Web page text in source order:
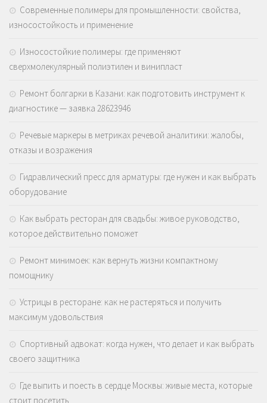
Современные полимеры для промышленности: свойства,
износостойкость и применение
Износостойкие полимеры: где применяют
сверхмолекулярный полиэтилен и винипласт
Ремонт болгарки в Казани: как подготовить инструмент к
диагностике — заявка 28623946
Речевые маркеры в метриках речевой аналитики: жалобы,
отказы и возражения
Гидравлический пресс для арматуры: где нужен и как выбрать
оборудование
Как выбрать ресторан для свадьбы: живое руководство,
которое действительно поможет
Ремонт минимоек: как вернуть жизни компактному
помощнику
Устрицы в ресторане: как не растеряться и получить
максимум удовольствия
Спортивный адвокат: когда нужен, что делает и как выбрать
своего защитника
Где выпить и поесть в сердце Москвы: живые места, которые
стоит посетить